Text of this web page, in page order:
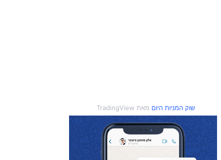
שוק המניות היום מאת TradingView